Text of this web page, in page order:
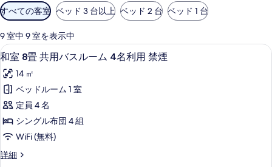
利
用
可
能
な
客
室
の
り
込
み
すべての客室 ベッド 3 台以上 ベッド 2 台 ベッド 1 台
9 室中 9 室を表示中
和
室
8
畳
共
用
バ
ス
和室 8畳 共用バスルーム 4名利用 禁
5
和室 8畳 共用バスルーム 4名利用 禁煙
14 ㎡
ベッドルーム 1 室
定員 4 名
シングル布団 4 組
WiFi (無料)
詳細
和